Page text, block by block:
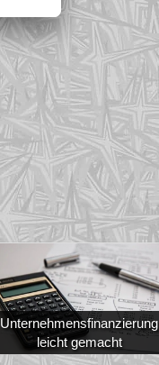
Unternehmensfinanzierung
leicht gemacht